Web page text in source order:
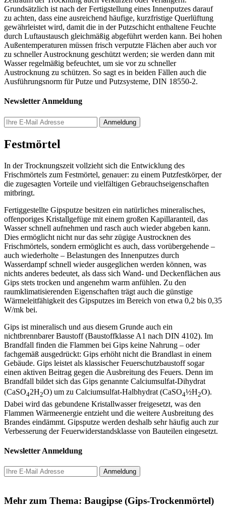
Grundsätzlich ist nach der Fertigstellung eines Innenputzes darauf
zu achten, dass eine ausreichend häufige, kurzfristige Querlüftung
gewährleistet wird, damit die in der Putzschicht enthaltene Feuchte
durch Luftaustausch gleichmäßig abgeführt werden kann. Bei hohen
Außentemperaturen müssen frisch verputzte Flächen aber auch vor
zu schneller Austrocknung geschützt werden; sie werden dann mit
Wasser regelmäßig befeuchtet, um sie vor zu schneller
Austrocknung zu schützen. So sagt es in beiden Fällen auch die
Ausführungsnorm für Putze und Putzsysteme, DIN 18550-2.
Newsletter Anmeldung
Festmörtel
In der Trocknungszeit vollzieht sich die Entwicklung des
Frischmörtels zum Festmörtel, genauer: zu einem Putzfestkörper, der
die zugesagten Vorteile und vielfältigen Gebrauchseigenschaften
mitbringt.
Fertiggestellte Gipsputze besitzen ein natürliches mineralisches,
offenporiges Kristallgefüge mit einem großen Kapillaranteil, das
Wasser schnell aufnehmen und rasch auch wieder abgeben kann.
Dies ermöglicht nicht nur das sehr zügige Austrocknen des
Frischmörtels, sondern ermöglicht es auch, dass vorübergehende –
auch wiederholte – Belastungen des Innenputzes durch
Wasserdampf schnell wieder ausgeglichen werden können, was
nichts anderes bedeutet, als dass sich Wand- und Deckenflächen aus
Gips stets trocken und angenehm warm anfühlen. Zu den
raumklimatisierenden Eigenschaften trägt auch die günstige
Wärmeleitfähigkeit des Gipsputzes im Bereich von etwa 0,2 bis 0,35
W/mk bei.
Gips ist mineralisch und aus diesem Grunde auch ein
nichtbrennbarer Baustoff (Baustoffklasse A1 nach DIN 4102). Im
Brandfall finden die Flammen bei Gips keine Nahrung – oder
fachgemäß ausgedrückt: Gips erhöht nicht die Brandlast in einem
Gebäude. Gips leistet als klassischer Feuerschutzbaustoff sogar
einen aktiven Beitrag gegen die Ausbreitung des Feuers. Denn im
Brandfall bildet sich das Gips genannte Calciumsulfat-Dihydrat
(CaSO42H2O) um zu Calciumsulfat-Halbhydrat (CaSO4½H2O).
Dabei wird das gebundene Kristallwasser freigesetzt, was den
Flammen Wärmeenergie entzieht und die weitere Ausbreitung des
Brandes eindämmt. Gipsputze werden deshalb sehr häufig auch zur
Verbesserung der Feuerwiderstandsklasse von Bauteilen eingesetzt.
Newsletter Anmeldung
Mehr zum Thema: Baugipse (Gips-Trockenmörtel)